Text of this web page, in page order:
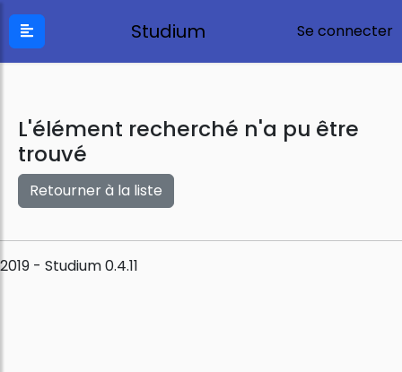
Studium Se connecter
L'élément recherché n'a pu être
trouvé
Retourner à la liste
2019 - Studium 0.4.11